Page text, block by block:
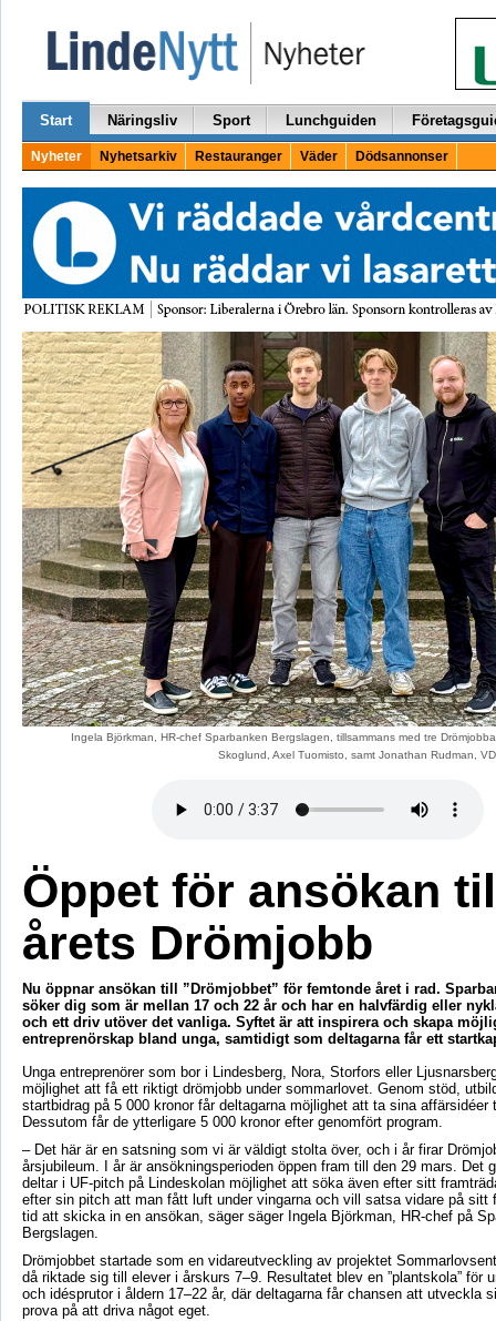
Start Näringsliv Sport Lunchguiden
Nyheter Nyhetsarkiv Restauranger Väder Dödsannonser
Ingela Björkman, HR-chef Sparbanken Bergslagen, tillsammans med tre
Skoglund, Axel Tuomisto, samt Jonathan Rudman,
Öppet för ansökan
årets Drömjobb
Nu öppnar ansökan till ”Drömjobbet” för femtonde året i rad.
söker dig som är mellan 17 och 22 år och har en halvfärdig eller
och ett driv utöver det vanliga. Syftet är att inspirera och skapa
entreprenörskap bland unga, samtidigt som deltagarna får ett
Unga entreprenörer som bor i Lindesberg, Nora, Storfors eller
möjlighet att få ett riktigt drömjobb under sommarlovet. Genom stöd,
startbidrag på 5 000 kronor får deltagarna möjlighet att ta sina affärsidéer
Dessutom får de ytterligare 5 000 kronor efter genomfört program.
– Det här är en satsning som vi är väldigt stolta över, och i år firar
årsjubileum. I år är ansökningsperioden öppen fram till den 29 mars. Det
deltar i UF-pitch på Lindeskolan möjlighet att söka även efter sitt
efter sin pitch att man fått luft under vingarna och vill satsa vidare på sitt
tid att skicka in en ansökan, säger säger Ingela Björkman, HR-chef på
Bergslagen.
Drömjobbet startade som en vidareutveckling av projektet
då riktade sig till elever i årskurs 7–9. Resultatet blev en ”plantskola” för
och idésprutor i åldern 17–22 år, där deltagarna får chansen att utveckla
prova på att driva något eget.